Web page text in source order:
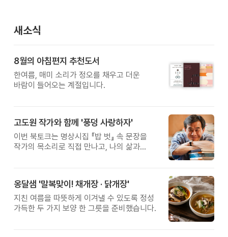
새소식
8월의 아침편지 추천도서
한여름, 매미 소리가 정오를 채우고 더운
바람이 들어오는 계절입니다.
고도원 작가와 함께 '풍덩 사랑하자'
이번 북토크는 명상시집 『밥 벗』 속 문장을
작가의 목소리로 직접 만나고, 나의 삶과
옹달샘 '말복맞이! 채개장 · 닭개장'
지친 여름을 따뜻하게 이겨낼 수 있도록 정성
가득한 두 가지 보양 한 그릇을 준비했습니다.